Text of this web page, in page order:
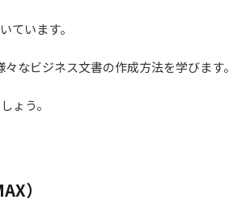
ています。
なビジネス文書の作成方法を学びます。
ょう。
）